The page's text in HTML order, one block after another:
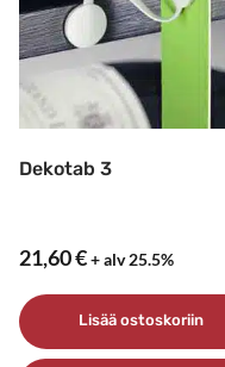
Dekotab 3
21,60€+ alv 25.5%
Lisää ostoskoriin